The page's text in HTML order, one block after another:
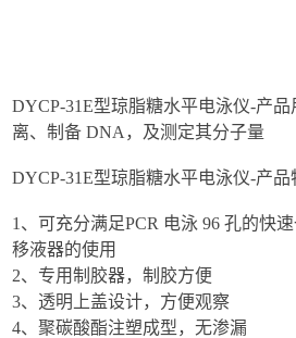
DYCP-31E型琼脂糖水平电泳仪-产
离、制备 DNA，及测定其分子量
DYCP-31E型琼脂糖水平电泳仪-产品
1、可充分满足PCR 电泳 96 孔的快
移液器的使用
2、专用制胶器，制胶方便
3、透明上盖设计，方便观察
4、聚碳酸酯注塑成型，无渗漏